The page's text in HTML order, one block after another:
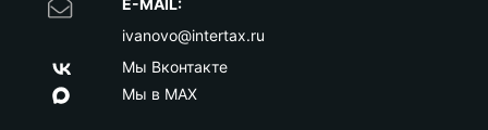
E-MAIL:
ivanovo@intertax.ru
Мы Вконтакте
Мы в MAX